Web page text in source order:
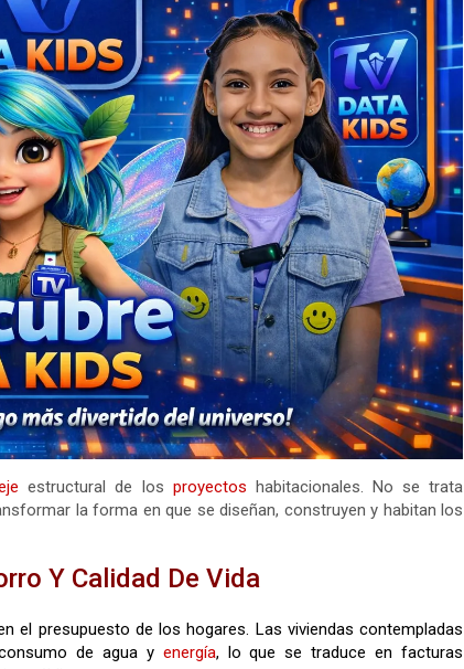
estructural de los proyectos habitacionales. No se trata
la forma en que se diseñan, construyen y habitan los
Y Calidad De Vida
el presupuesto de los hogares. Las viviendas contempladas
de agua y energía, lo que se traduce en facturas